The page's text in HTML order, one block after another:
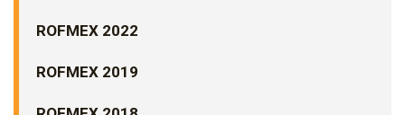
ROFMEX 2022
ROFMEX 2019